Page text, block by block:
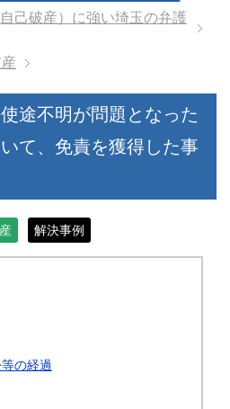
己破産）に強い埼玉の弁護
途不明が問題となった
て、免責を獲得した事
解決事例
の経過